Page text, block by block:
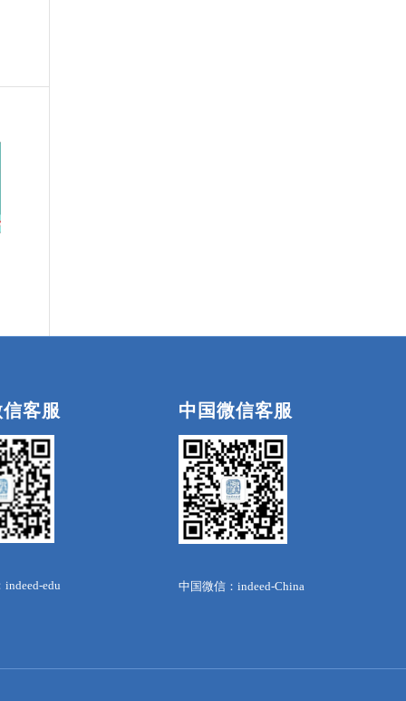
客服
edu
中国微信客服
中国微信：indeed-China